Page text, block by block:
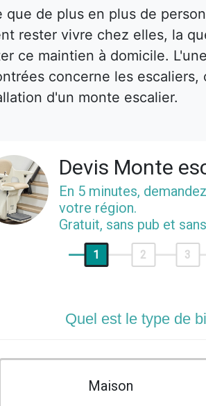
que de plus en plus de
rester vivre chez elles, la
ce maintien à domicile.
concerne les
d'un monte escalier.
Devis Monte
En 5 minutes, demandez
votre région.
Gratuit, sans pub et
1 2 3
Quel est le type de
Maison